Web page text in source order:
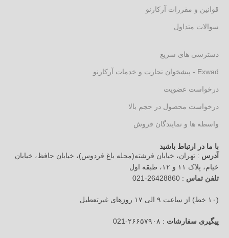
قوانین و مقررات آرکارنو
سوالات متداول
دسترسی های سریع
Exwad - پیشخوان تجارت و خدمات آرکارنو
درخواست عضویت
درخواست محصول در حجم بالا
واسطه ها و نمایندگان فروش
با ما در ارتباط باشید
آدرس : تهران، خیابان فرشته(محله باغ فردوس)، خیابان حافظ، خیابان
خیام، پلاک ۱۱ و ۱۲، طبقه اول
تلفن تماس : 26428860-021
(۱۰ خط) از ساعت ۹ الی ۱۷ روزهای غیرتعطیل
پیگیری سفارشات : ۲۶۶۵۷۹۰۸-021